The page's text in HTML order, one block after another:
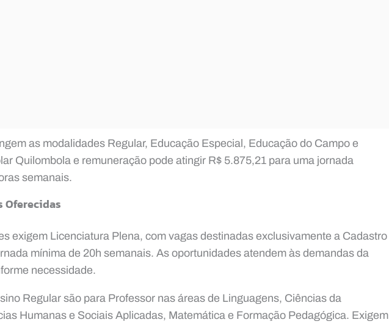
as modalidades Regular, Educação Especial, Educação do Campo e
Quilombola e remuneração pode atingir R$ 5.875,21 para uma jornada
semanais.
Oferecidas
exigem Licenciatura Plena, com vagas destinadas exclusivamente a Cadastro
mínima de 20h semanais. As oportunidades atendem às demandas da
necessidade.
Regular são para Professor nas áreas de Linguagens, Ciências da
Humanas e Sociais Aplicadas, Matemática e Formação Pedagógica. Exigem